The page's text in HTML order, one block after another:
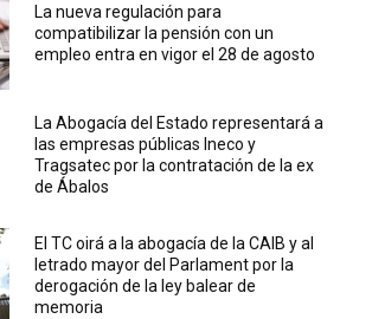
La nueva regulación para
compatibilizar la pensión con un
empleo entra en vigor el 28 de agosto
La Abogacía del Estado representará a
las empresas públicas Ineco y
Tragsatec por la contratación de la ex
de Ábalos
El TC oirá a la abogacía de la CAIB y al
letrado mayor del Parlament por la
derogación de la ley balear de
memoria